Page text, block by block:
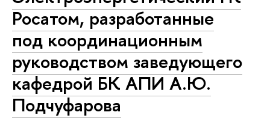
Росатом, разработанные
под координационным
руководством заведующего
кафедрой БК АПИ А.Ю.
Подчуфарова